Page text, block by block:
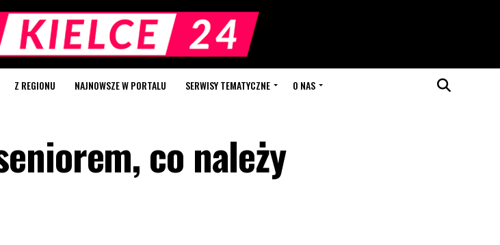
Z REGIONU NAJNOWSZE W PORTALU SERWISY TEMATYCZNE O NAS
co należy